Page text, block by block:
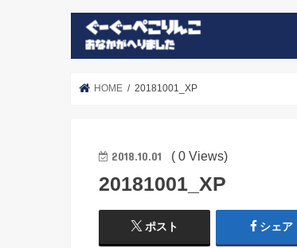
HOME 20181001_XP
2018.10.01 ( 0 Views)
20181001_XP
ポスト シェア